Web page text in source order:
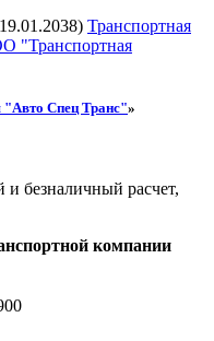
Транспортная
"Транспортная
Спец Транс"»
безналичный расчет,
компании